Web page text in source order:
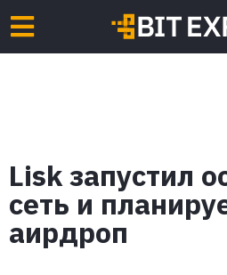
Lisk запустил
сеть и
аирдроп